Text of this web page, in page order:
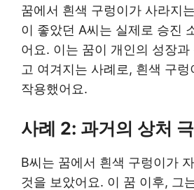
꿈에서 흰색 구렁이가 사라지
이 좋았던 A씨는 실제로 승진
어요. 이는 꿈이 개인의 성장
고 여겨지는 사례로, 흰색 구렁
작용했어요.
사례 2: 과거의 상처
B씨는 꿈에서 흰색 구렁이가
것을 보았어요. 이 꿈 이후, 그